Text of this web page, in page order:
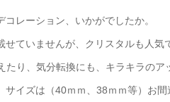
レーション、いかがでしたか。
ていませんが、クリスタルも人気
たり、気分転換にも、キラキラの
イズは（40ｍｍ、38ｍｍ等）お間